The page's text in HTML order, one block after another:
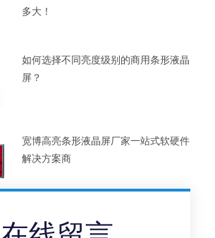
多大！
如何选择不同亮度级别的商用条形液晶
屏？
宽博高亮条形液晶屏厂家一站式软硬件
解决方案商